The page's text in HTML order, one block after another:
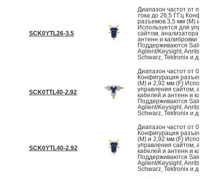
SCK0YTL26-3.5
Диапазон частот от
тока до 26,5 ГГц
разъемов 3,5 мм (M) и 3,5 мм
Используется для
сайтом, анализатора
антенн и калибровки VNA
Поддерживаются Saluki,
Agilent/Keysight, Anritsu,
Schwarz, Tektronix и другие
SCK0TTL40-2.92
Диапазон частот от 0,1 до 40
Конфигурация разъемов
(M) и 2,92 мм (F)
управления сайтом,
кабелей и антенн и
Поддерживаются Saluki,
Agilent/Keysight, Anritsu,
Schwarz, Tektronix и другие
SCK0YTL40-2.92
Диапазон частот от 0,1 до 40
Конфигурация разъемов
(M) и 2,92 мм (F)
управления сайтом,
кабелей и антенн и
Поддерживаются Saluki,
Agilent/Keysight, Anritsu,
Schwarz, Tektronix и другие